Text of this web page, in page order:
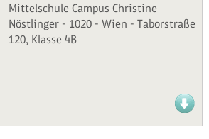
Mittelschule Campus Christine
Nöstlinger - 1020 - Wien - Taborstraße
120, Klasse 4B